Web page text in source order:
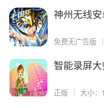
神州无线
免费无广告版
智能录屏
正版 ｜ 大小